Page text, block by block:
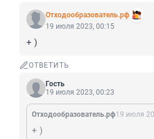
Отходообразователь.рф
19 июля 2023, 00:15
+ )
ОТВЕТИТЬ
Гость
19 июля 2023, 00:23
Отходообразователь.рф19 июля
+ )